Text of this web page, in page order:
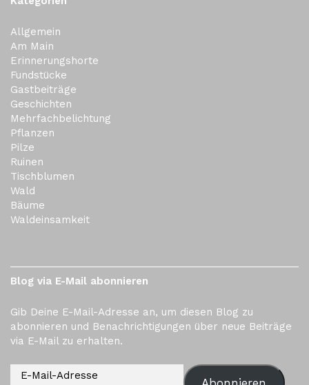
Allgemein
Am Main
Erinnerungshorte
Fundstücke
Gastbeiträge
Geschichten
Mehrfachbelichtung
Pflanzen
Pilze
Ruinen
Tischblumen
Wald
Bäume
Waldeinsamkeit
Blog via E-Mail abonnieren
Gib Deine E-Mail-Adresse an, um diesen Blog zu
abonnieren und Benachrichtigungen über neue Beiträge
via E-Mail zu erhalten.